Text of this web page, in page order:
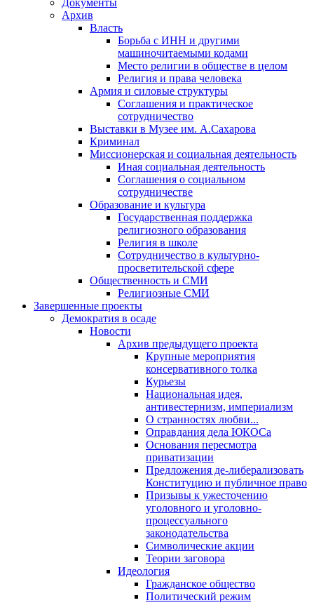
Документы
Архив
Власть
Борьба с ИНН и другими
машиночитаемыми кодами
Место религии в обществе в целом
Религия и права человека
Армия и силовые структуры
Соглашения и практическое
сотрудничество
Выставки в Музее им. А.Сахарова
Криминал
Миссионерская и социальная деятельность
Иная социальная деятельность
Соглашения о социальном
сотрудничестве
Образование и культура
Государственная поддержка
религиозного образования
Религия в школе
Сотрудничество в культурно-
просветительской сфере
Общественность и СМИ
Религиозные СМИ
Завершенные проекты
Демократия в осаде
Новости
Архив предыдущего проекта
Крупные мероприятия
консервативного толка
Курьезы
Национальная идея,
антивестернизм, империализм
О странностях любви...
Оправдания дела ЮКОСа
Основания пересмотра
приватизации
Предложения де-либерализовать
Конституцию и публичное право
Призывы к ужесточению
уголовного и уголовно-
процессуального
законодательства
Символические акции
Теории заговора
Идеология
Гражданское общество
Политический режим